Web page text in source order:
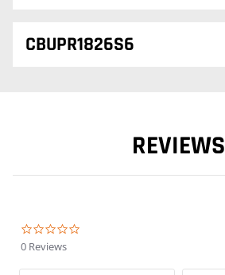
CBUPR1826S6
REVIEWS
0 Reviews